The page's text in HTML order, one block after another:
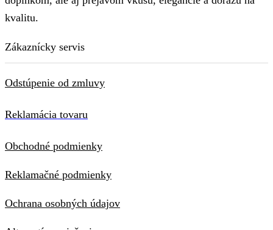
kvalitu.
Zákaznícky servis
Odstúpenie od zmluvy
Reklamácia tovaru
Obchodné podmienky
Reklamačné podmienky
Ochrana osobných údajov